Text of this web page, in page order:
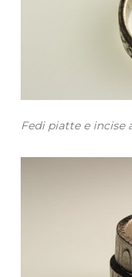
Fedi piatte e incise